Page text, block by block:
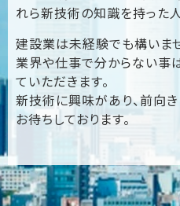
れら新技術の知識を持った
建設業は未経験でも構いませ
業界や仕事で分からない事
ていただきます。
新技術に興味があり、前向
お待ちしております。